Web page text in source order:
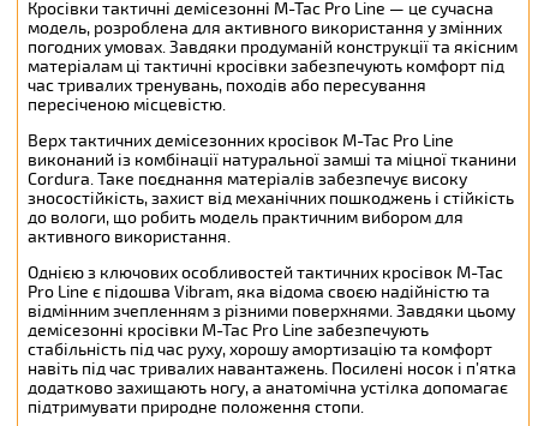
Кросівки тактичні демісезонні M-Tac Pro Line — це сучасна
модель, розроблена для активного використання у змінних
погодних умовах. Завдяки продуманій конструкції та якісним
матеріалам ці тактичні кросівки забезпечують комфорт під
час тривалих тренувань, походів або пересування
пересіченою місцевістю.
Верх тактичних демісезонних кросівок M-Tac Pro Line
виконаний із комбінації натуральної замші та міцної тканини
Cordura. Таке поєднання матеріалів забезпечує високу
зносостійкість, захист від механічних пошкоджень і стійкість
до вологи, що робить модель практичним вибором для
активного використання.
Однією з ключових особливостей тактичних кросівок M-Tac
Pro Line є підошва Vibram, яка відома своєю надійністю та
відмінним зчепленням з різними поверхнями. Завдяки цьому
демісезонні кросівки M-Tac Pro Line забезпечують
стабільність під час руху, хорошу амортизацію та комфорт
навіть під час тривалих навантажень. Посилені носок і п’ятка
додатково захищають ногу, а анатомічна устілка допомагає
підтримувати природне положення стопи.